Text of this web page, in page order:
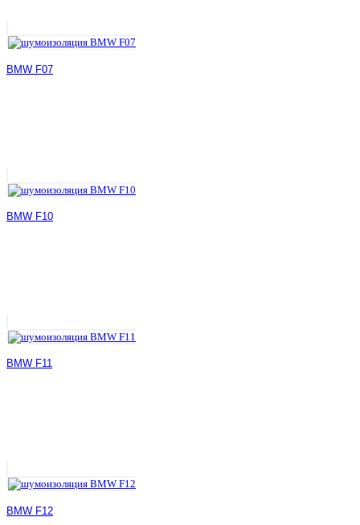
BMW F07
BMW F10
BMW F11
BMW F12